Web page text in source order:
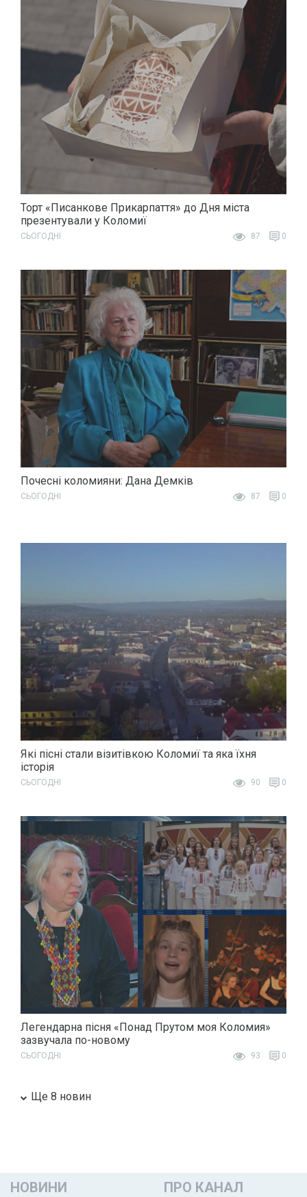
Торт «Писанкове Прикарпаття» до Дня міста
презентували у Коломиї
СЬОГОДНІ 87 0
Почесні коломияни: Дана Демків
СЬОГОДНІ 87 0
Які пісні стали візитівкою Коломиї та яка їхня
історія
СЬОГОДНІ 90 0
Легендарна пісня «Понад Прутом моя Коломия»
зазвучала по-новому
СЬОГОДНІ 93 0
Ще 8 новин
НОВИНИ ПРО КАНАЛ